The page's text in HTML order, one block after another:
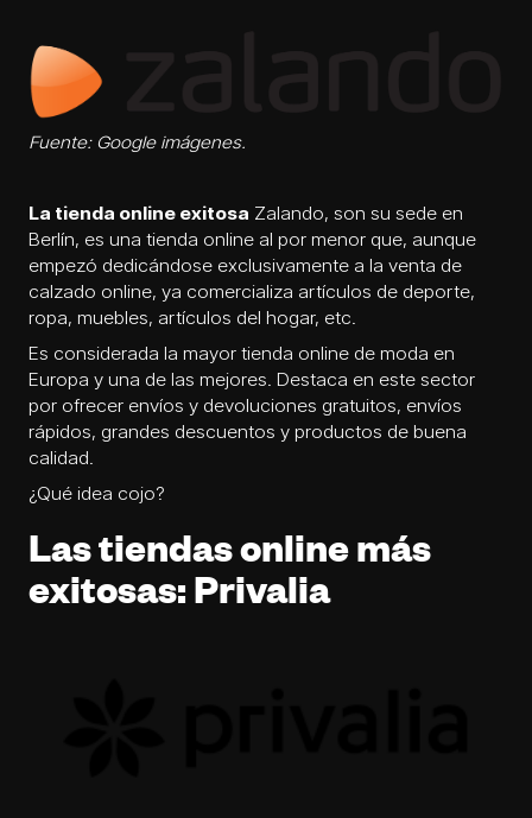
Fuente: Google imágenes.
La tienda online exitosa Zalando, son su sede en
Berlín, es una tienda online al por menor que, aunque
empezó dedicándose exclusivamente a la venta de
calzado online, ya comercializa artículos de deporte,
ropa, muebles, artículos del hogar, etc.
Es considerada la mayor tienda online de moda en
Europa y una de las mejores. Destaca en este sector
por ofrecer envíos y devoluciones gratuitos, envíos
rápidos, grandes descuentos y productos de buena
calidad.
¿Qué idea cojo?
Las tiendas online más
exitosas: Privalia